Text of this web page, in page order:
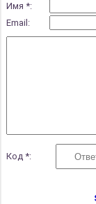
Имя *:
Email:
Код *: